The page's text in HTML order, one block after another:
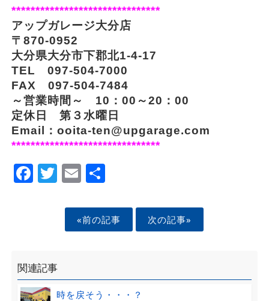
*******************************
アップガレージ大分店
〒870-0952
大分県大分市下郡北1-4-17
TEL 097-504-7000
FAX 097-504-7484
～営業時間～ 10：00～20：00
定休日 第３水曜日
Email：ooita-ten@upgarage.com
*******************************
Facebook
Twitter
EmailShare
«前の記事 次の記事»
関連記事
時を戻そう・・・？